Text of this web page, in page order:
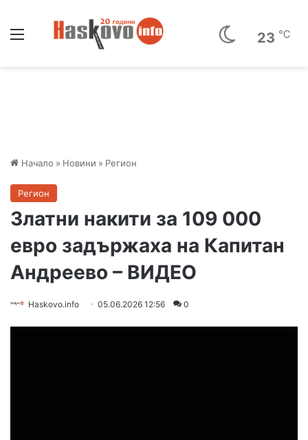
23 ℃
Начало » Новини » Регион
Регион
Златни накити за 109 000
евро задържаха на Капитан
Андреево – ВИДЕО
Haskovo.info 05.06.2026 12:56 0